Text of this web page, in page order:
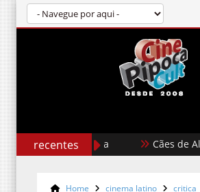
recentes Cães de Aluguel
Home cinema latino critica